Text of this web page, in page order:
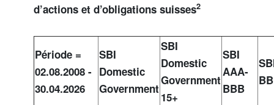
d’actions et d’obligations suisses2
Période =
02.08.2008 -
30.04.2026
SBI
Domestic
Government
SBI
Domestic
Government
15+
SBI
AAA-
BBB